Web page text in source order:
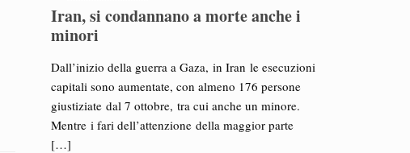
Iran, si condannano a morte anche i
minori
Dall’inizio della guerra a Gaza, in Iran le esecuzioni
capitali sono aumentate, con almeno 176 persone
giustiziate dal 7 ottobre, tra cui anche un minore.
Mentre i fari dell’attenzione della maggior parte
[…]